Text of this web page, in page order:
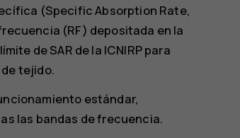
(Specific Absorption Rate,
(RF) depositada en la
de SAR de la ICNIRP para
tejido.
estándar,
las bandas de frecuencia.